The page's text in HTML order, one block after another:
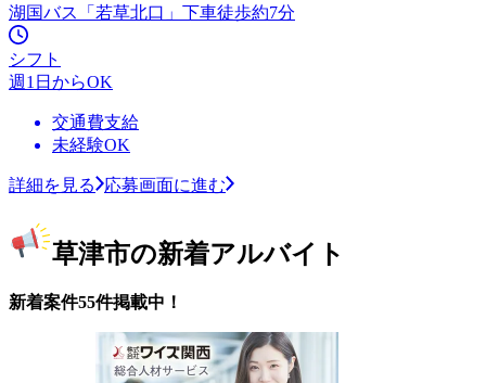
湖国バス「若草北口」下車徒歩約7分
シフト
週1日からOK
交通費支給
未経験OK
詳細を見る 応募画面に進む
草津市の新着アルバイト
新着案件55件掲載中！